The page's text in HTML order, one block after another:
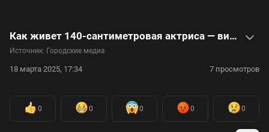
Как живет 140-сантиметровая актриса — видео
Источник: Городские медиа
18 марта 2025, 17:34 7 просмотров
0 0 0 0 0